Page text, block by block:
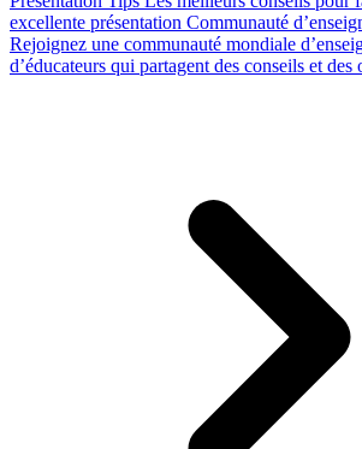
excellente présentation Communauté
Rejoignez une communauté mondiale
d’éducateurs qui partagent des conseils et des